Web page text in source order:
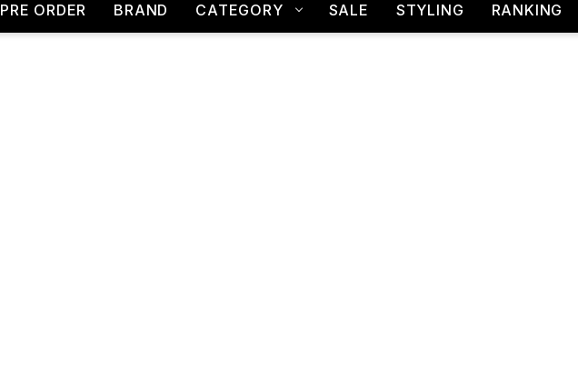
PRE ORDER BRAND CATEGORY SALE STYLING RANKING